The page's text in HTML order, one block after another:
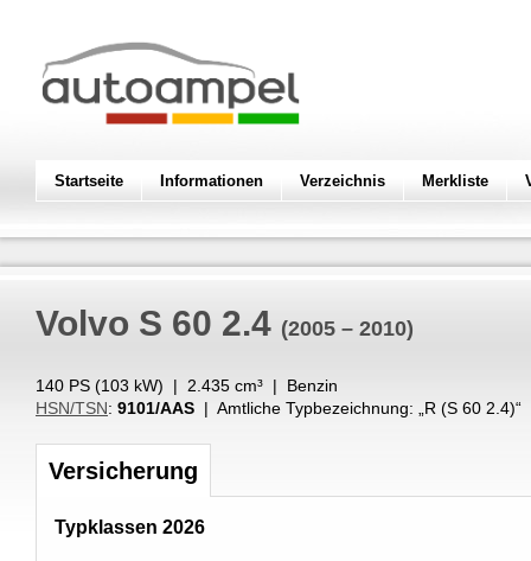
Startseite Informationen Verzeichnis Merkliste
Volvo S 60 2.4 (2005 – 2010)
140 PS (103 kW) | 2.435 cm³ | Benzin
HSN/TSN: 9101/AAS | Amtliche Typbezeichnung: „ R (S 60 2.4)“
Versicherung
Typklassen 2026